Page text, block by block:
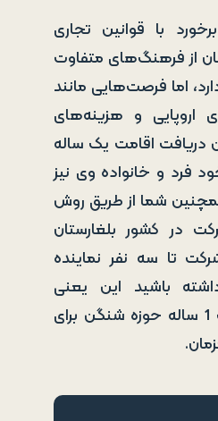
با قوانین تجاری
از فرهنگ‌های متفاوت
اما فرصت‌هایی مانند
اروپایی و هزینه‌های
دریافت اقامت یک ساله
فرد و خانواده وی نیز
شما از طریق روش
در کشور بلغارستان
تا سه نفر نماینده
باشید این یعنی
دریافت کردن اقامت 1 ساله حوزه شنگن برای